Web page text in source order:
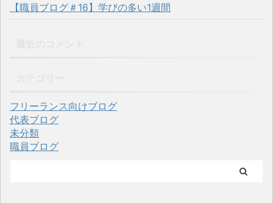
【職員ブログ＃16】学びの多い1週間
フリーランス向けブログ
代表ブログ
未分類
職員ブログ